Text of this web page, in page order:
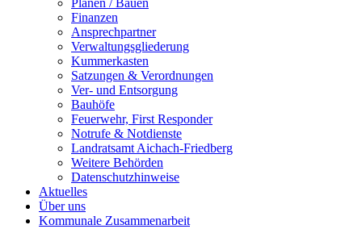
Planen / Bauen
Finanzen
Ansprechpartner
Verwaltungsgliederung
Kummerkasten
Satzungen & Verordnungen
Ver- und Entsorgung
Bauhöfe
Feuerwehr, First Responder
Notrufe & Notdienste
Landratsamt Aichach-Friedberg
Weitere Behörden
Datenschutzhinweise
Aktuelles
Über uns
Kommunale Zusammenarbeit